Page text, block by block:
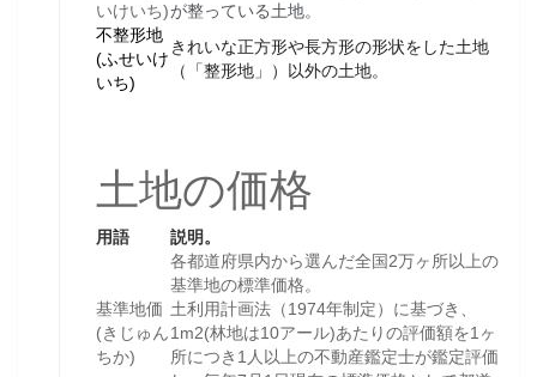
いけいち)が整っている土地。
不整形地
(ふせいけ
いち)
きれいな正方形や長方形の形状をした土地
（「整形地 」）以外の土地。
土地の価格
用語 説明。
基準地価
(きじゅん
ちか)
各都道府県内から選んだ全国2万ヶ所以上の
基準地の標準価格。
土利用計画法（1974年制定）に基づき、
1m2(林地は10アール)あたりの評価額を1ヶ
所につき1人以上の不動産鑑定士が鑑定評価